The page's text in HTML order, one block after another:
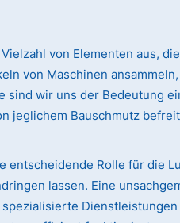
von Elementen aus,
von Maschinen
wir uns der Bedeutung
jeglichem Bauschmutz
Rolle für die
lassen. Eine